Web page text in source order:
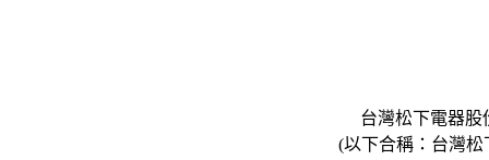
台灣松下電器股份
(以下合稱：台灣松